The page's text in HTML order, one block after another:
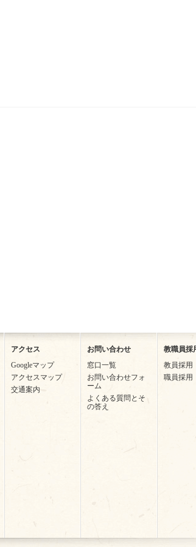
アクセス
Googleマップ
アクセスマップ
交通案内
お問い合わせ
窓口一覧
お問い合わせフォ
ーム
よくある質問とそ
の答え
教職員採
教員採用
職員採用